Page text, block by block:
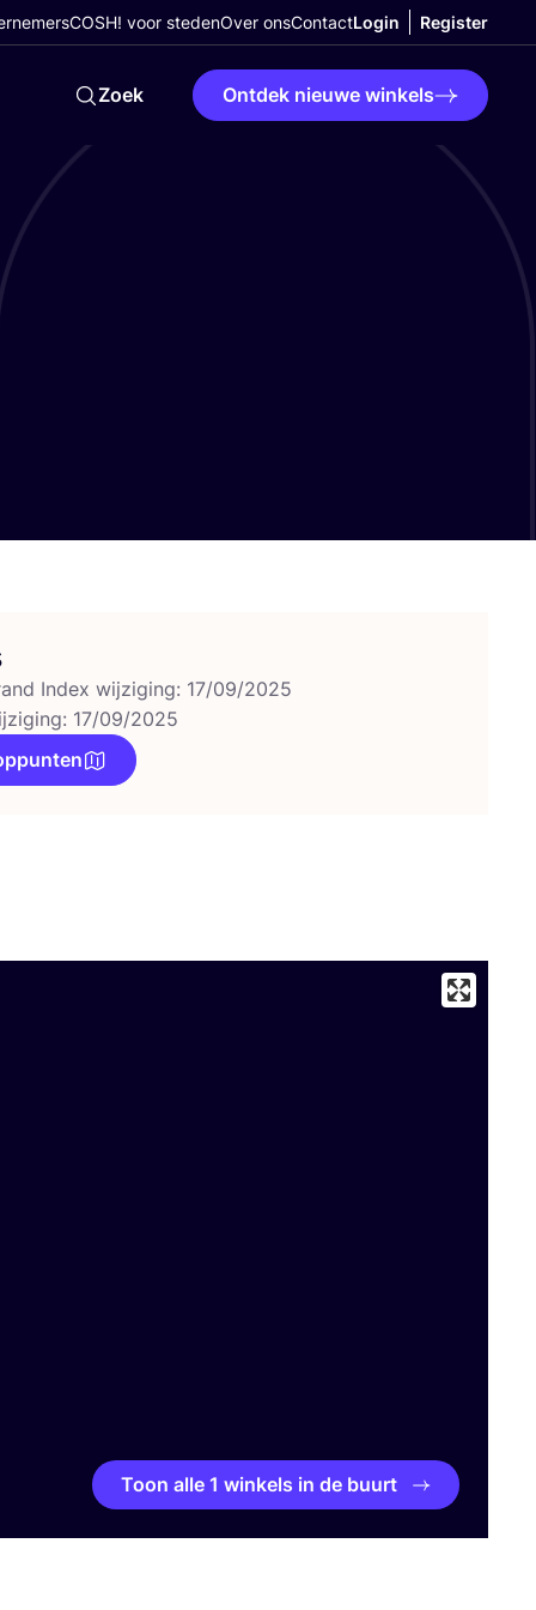
COSH! voor stedenOver onsContactLogin Register
Zoek Ontdek nieuwe winkels
Index wijziging: 17/09/2025
17/09/2025
Toon alle 1 winkels in de buurt